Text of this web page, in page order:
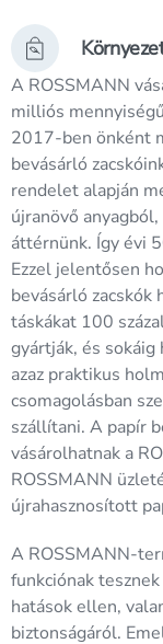
A ROSSMANN
milliós
2017-ben önként
bevásárló
rendelet alapján
újranövő
áttérnünk. Így évi
Ezzel jelentősen
bevásárló zacskók
táskákat 100
gyártják, és sokáig
azaz praktikus
csomagolásban
szállítani. A papír
vásárolhatnak a
ROSSMANN
újrahasznosított
A ROSSMANN-
funkciónak
hatások ellen,
biztonságáról.